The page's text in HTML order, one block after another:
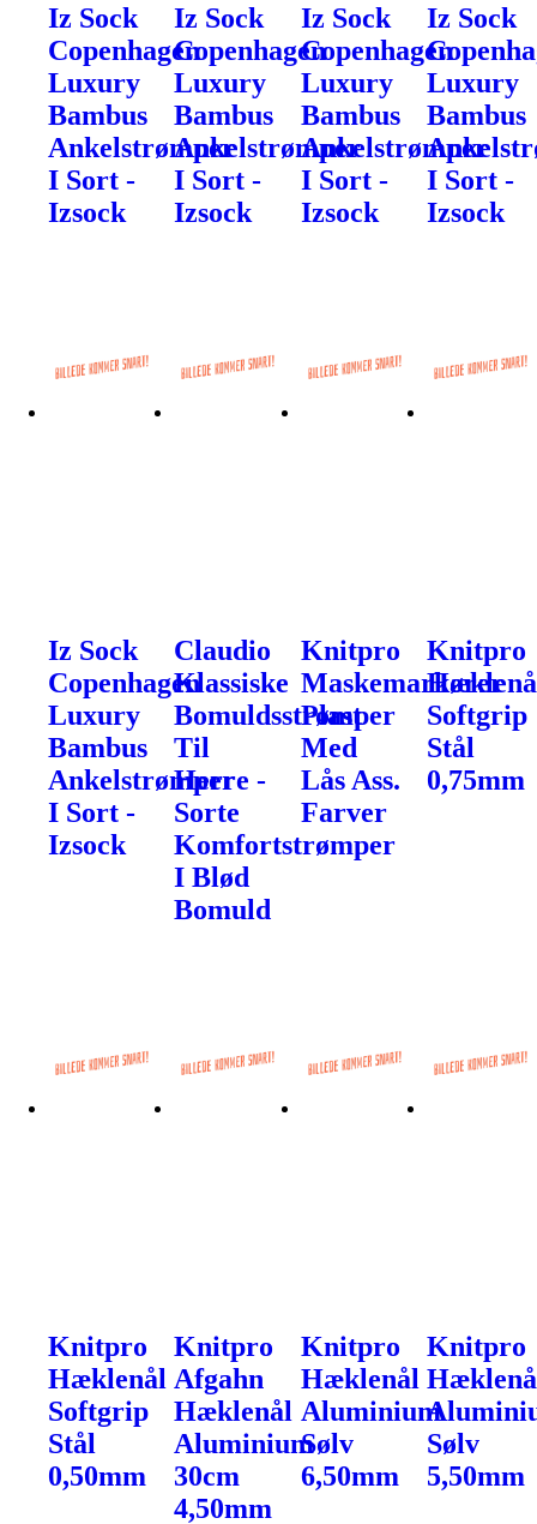
Iz Sock
Copenhagen
Luxury
Bambus
Ankelstrømper
I Sort -
Izsock
Iz Sock
Copenhagen
Luxury
Bambus
Ankelstrømper
I Sort -
Izsock
Iz Sock
Copenhagen
Luxury
Bambus
Ankelstrømper
I Sort -
Izsock
Iz Sock
Luxury
Bambus
I Sort -
Izsock
Iz Sock
Copenhagen
Luxury
Bambus
Ankelstrømper
I Sort -
Izsock
Claudio
Klassiske
Bomuldsstrømper
Til
Herre -
Sorte
Komfortstrømper
I Blød
Bomuld
Knitpro
Maskemarkører
Plast
Med
Lås Ass.
Farver
Knitpro
Softgrip
Stål
0,75mm
Knitpro
Hæklenål
Softgrip
Stål
0,50mm
Knitpro
Afgahn
Hæklenål
Aluminium
30cm
4,50mm
Knitpro
Hæklenål
Aluminium
Sølv
6,50mm
Knitpro
Sølv
5,50mm